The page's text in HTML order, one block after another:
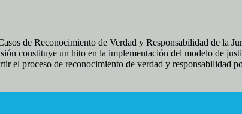
de Reconocimiento de Verdad y Responsabilidad de la
constituye un hito en la implementación del modelo de
el proceso de reconocimiento de verdad y responsabilidad